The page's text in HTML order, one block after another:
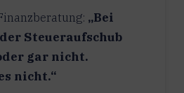
„Bei
Steueraufschub
gar nicht.
nicht.“